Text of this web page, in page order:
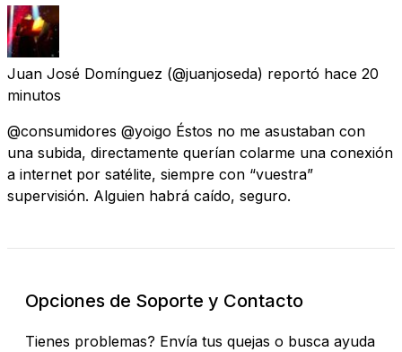
Juan José Domínguez (@juanjoseda) reportó hace 20
minutos
@consumidores @yoigo Éstos no me asustaban con
una subida, directamente querían colarme una conexión
a internet por satélite, siempre con “vuestra”
supervisión. Alguien habrá caído, seguro.
Opciones de Soporte y Contacto
Tienes problemas? Envía tus quejas o busca ayuda